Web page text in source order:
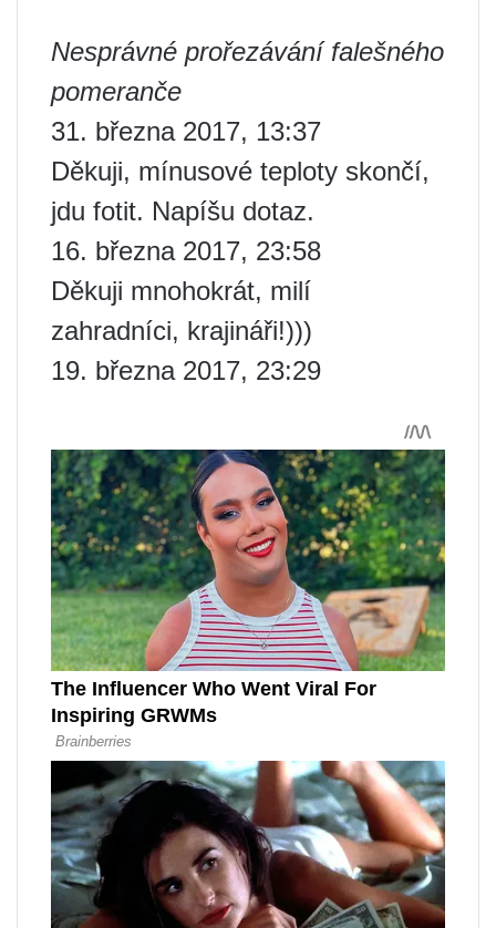
Nesprávné prořezávání falešného
pomeranče
31. března 2017, 13:37
Děkuji, mínusové teploty skončí,
jdu fotit. Napíšu dotaz.
16. března 2017, 23:58
Děkuji mnohokrát, milí
zahradníci, krajináři!)))
19. března 2017, 23:29